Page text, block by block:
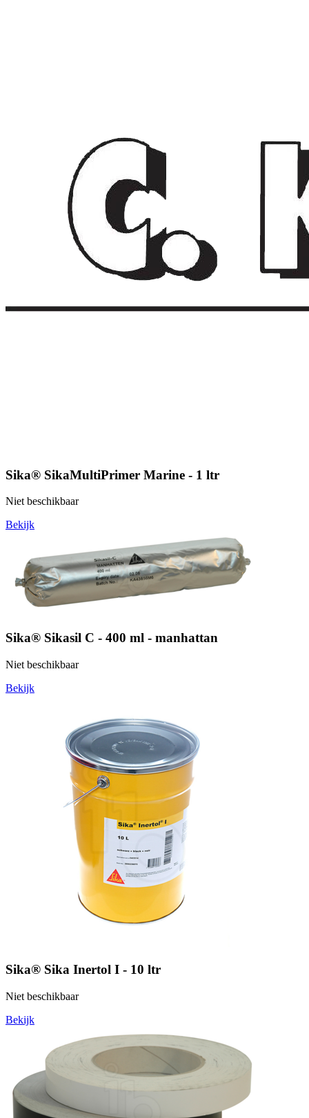
Sika® SikaMultiPrimer Marine - 1 ltr
Niet beschikbaar
Bekijk
Sika® Sikasil C - 400 ml - manhattan
Niet beschikbaar
Bekijk
Sika® Sika Inertol I - 10 ltr
Niet beschikbaar
Bekijk